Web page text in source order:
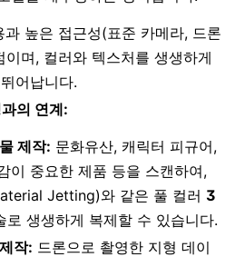
과 높은 접근성(표준 카메라, 드론
이며, 컬러와 텍스처를 생생하게
어납니다.
의 연계:
제작: 문화유산, 캐릭터 피규어,
이 중요한 제품 등을 스캔하여,
Jetting)와 같은 풀 컬러 3
로 생생하게 복제할 수 있습니다.
작: 드론으로 촬영한 지형 데이